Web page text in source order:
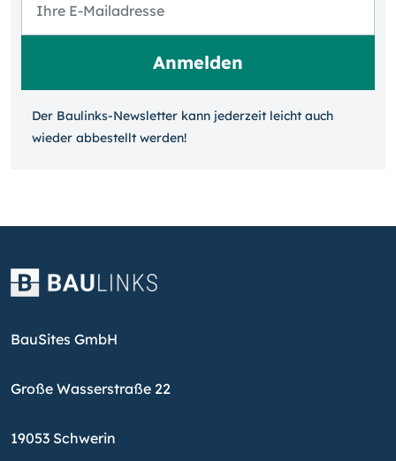
Der Baulinks-Newsletter kann jeder­zeit leicht auch
wieder ab­bestellt werden!
BauSites GmbH
Große Wasserstraße 22
19053 Schwerin